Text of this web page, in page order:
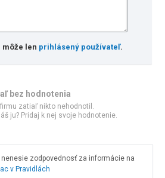
len prihlásený používateľ.
bez hodnotenia
zatiaľ nikto nehodnotil.
ju? Pridaj k nej svoje hodnotenie.
nenesie zodpovednosť za informácie na
v Pravidlách